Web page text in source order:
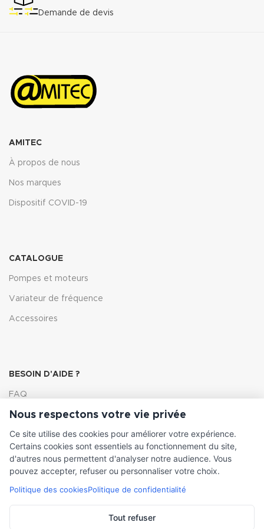
ASTM fuel B 5h RT : <12%
Demande de devis
AMITEC
À propos de nous
Nos marques
Dispositif COVID-19
CATALOGUE
Pompes et moteurs
Variateur de fréquence
Accessoires
BESOIN D'AIDE ?
FAQ
Lexique
Comment choisir ma pompe
INFORMATIONS LÉGALES
Nous respectons votre vie privée
Ce site utilise des cookies pour améliorer votre expérience.
Certains cookies sont essentiels au fonctionnement du site,
d'autres nous permettent d'analyser notre audience. Vous
pouvez accepter, refuser ou personnaliser votre choix.
Politique des cookiesPolitique de confidentialité
Tout refuser